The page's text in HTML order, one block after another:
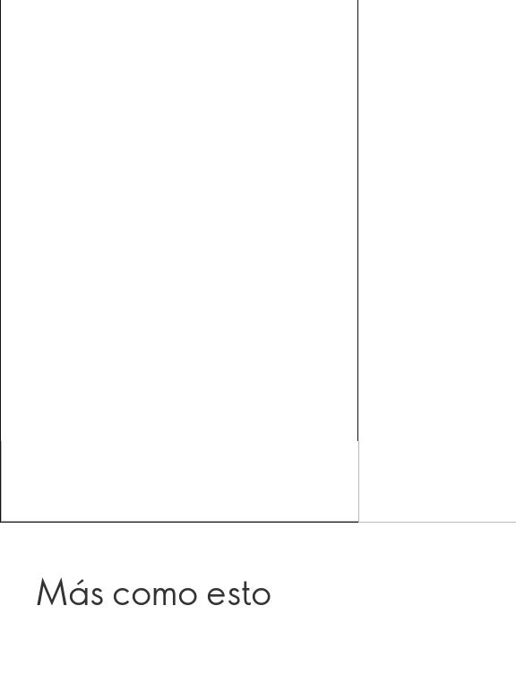
Más como esto